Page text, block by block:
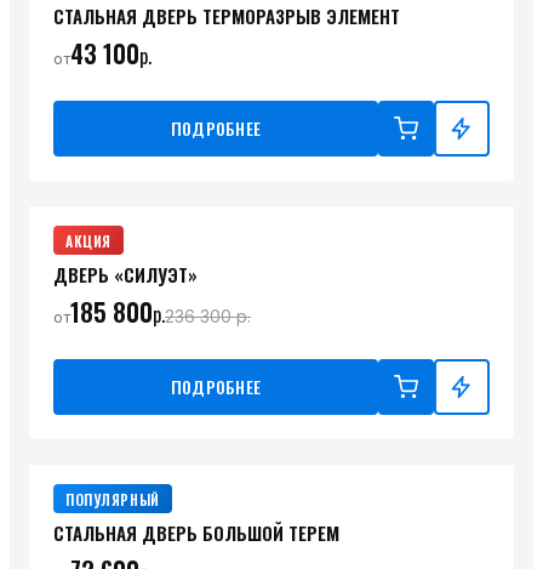
СТАЛЬНАЯ ДВЕРЬ ТЕРМОРАЗРЫВ ЭЛЕМЕНТ
от43 100р.
ПОДРОБНЕЕ
АКЦИЯ
ДВЕРЬ «СИЛУЭТ»
от185 800р.236 300р.
ПОДРОБНЕЕ
ПОПУЛЯРНЫЙ
СТАЛЬНАЯ ДВЕРЬ БОЛЬШОЙ ТЕРЕМ